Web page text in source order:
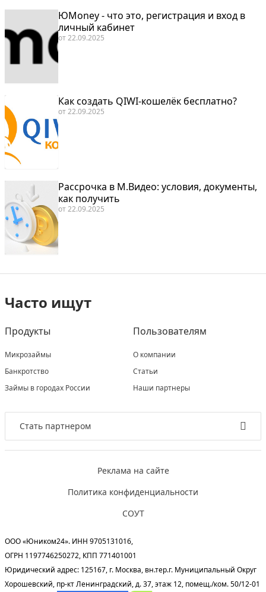
ЮMoney - что это, регистрация и вход в
личный кабинет
от22.09.2025
Как создать QIWI-кошелёк бесплатно?
от22.09.2025
Рассрочка в М.Видео: условия, документы,
как получить
от22.09.2025
Часто ищут
Продукты
Микрозаймы
Банкротство
Займы в городах России
Пользователям
О компании
Статьи
Наши партнеры
Стать партнером
Реклама на сайте
Политика конфиденциальности
СОУТ
ООО «Юником24». ИНН 9705131016,
ОГРН 1197746250272, КПП 771401001
Юридический адрес: 125167, г. Москва, вн.тер.г. Муниципальный Округ
Хорошевский, пр-кт Ленинградский, д. 37, этаж 12, помещ./ком. 50/12-01